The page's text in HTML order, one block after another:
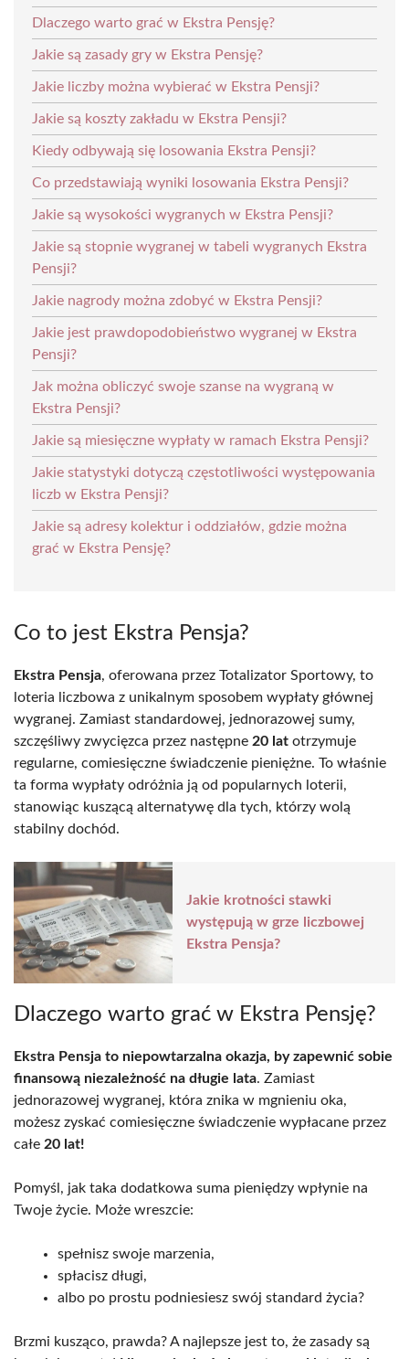
Dlaczego warto grać w Ekstra Pensję?
Jakie są zasady gry w Ekstra Pensję?
Jakie liczby można wybierać w Ekstra Pensji?
Jakie są koszty zakładu w Ekstra Pensji?
Kiedy odbywają się losowania Ekstra Pensji?
Co przedstawiają wyniki losowania Ekstra Pensji?
Jakie są wysokości wygranych w Ekstra Pensji?
Jakie są stopnie wygranej w tabeli wygranych Ekstra
Pensji?
Jakie nagrody można zdobyć w Ekstra Pensji?
Jakie jest prawdopodobieństwo wygranej w Ekstra
Pensji?
Jak można obliczyć swoje szanse na wygraną w
Ekstra Pensji?
Jakie są miesięczne wypłaty w ramach Ekstra Pensji?
Jakie statystyki dotyczą częstotliwości występowania
liczb w Ekstra Pensji?
Jakie są adresy kolektur i oddziałów, gdzie można
grać w Ekstra Pensję?
Co to jest Ekstra Pensja?
Ekstra Pensja, oferowana przez Totalizator Sportowy, to
loteria liczbowa z unikalnym sposobem wypłaty głównej
wygranej. Zamiast standardowej, jednorazowej sumy,
szczęśliwy zwycięzca przez następne 20 lat otrzymuje
regularne, comiesięczne świadczenie pieniężne. To właśnie
ta forma wypłaty odróżnia ją od popularnych loterii,
stanowiąc kuszącą alternatywę dla tych, którzy wolą
stabilny dochód.
Jakie krotności stawki
występują w grze liczbowej
Ekstra Pensja?
Dlaczego warto grać w Ekstra Pensję?
Ekstra Pensja to niepowtarzalna okazja, by zapewnić sobie
finansową niezależność na długie lata. Zamiast
jednorazowej wygranej, która znika w mgnieniu oka,
możesz zyskać comiesięczne świadczenie wypłacane przez
całe 20 lat!
Pomyśl, jak taka dodatkowa suma pieniędzy wpłynie na
Twoje życie. Może wreszcie:
spełnisz swoje marzenia,
spłacisz długi,
albo po prostu podniesiesz swój standard życia?
Brzmi kusząco, prawda? A najlepsze jest to, że zasady są